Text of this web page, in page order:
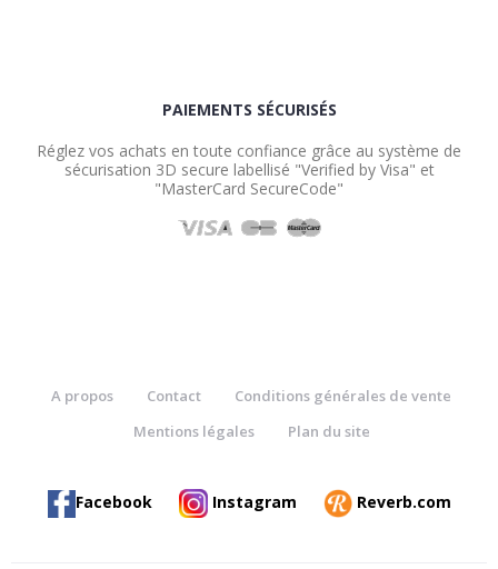
PAIEMENTS SÉCURISÉS
Réglez vos achats en toute confiance grâce au système de
sécurisation 3D secure labellisé "Verified by Visa" et
"MasterCard SecureCode"
A propos Contact
Conditions générales de vente
Mentions légales
Plan du site
Facebook Instagram Reverb.com